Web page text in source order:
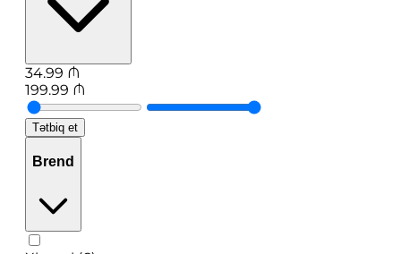
34.99 ₼
199.99 ₼
Tətbiq et
Brend